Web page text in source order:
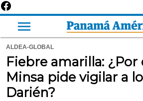
ALDEA-GLOBAL
Fiebre amarilla: ¿Por
Minsa pide vigilar a
Darién?